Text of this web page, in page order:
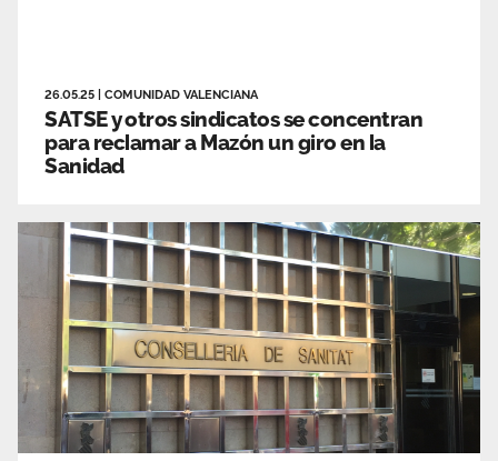
26.05.25 COMUNIDAD VALENCIANA
SATSE y otros sindicatos se concentran
para reclamar a Mazón un giro en la
Sanidad